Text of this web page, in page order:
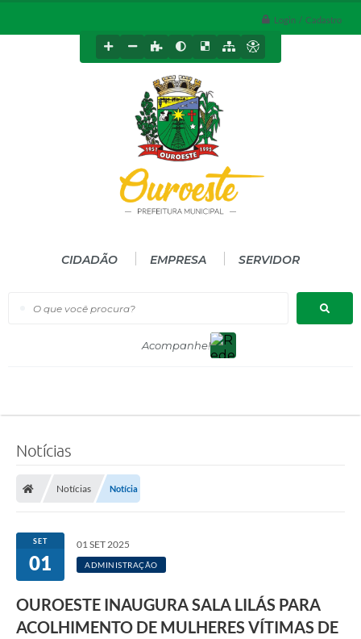
Login / Cadastro
O que você procura?
CIDADÃO EMPRESA SERVIDOR
Notícias
Notícias Notícia
SET
01
01 SET 2025
ADMINISTRAÇÃO
OUROESTE INAUGURA SALA LILÁS PARA
ACOLHIMENTO DE MULHERES VÍTIMAS DE